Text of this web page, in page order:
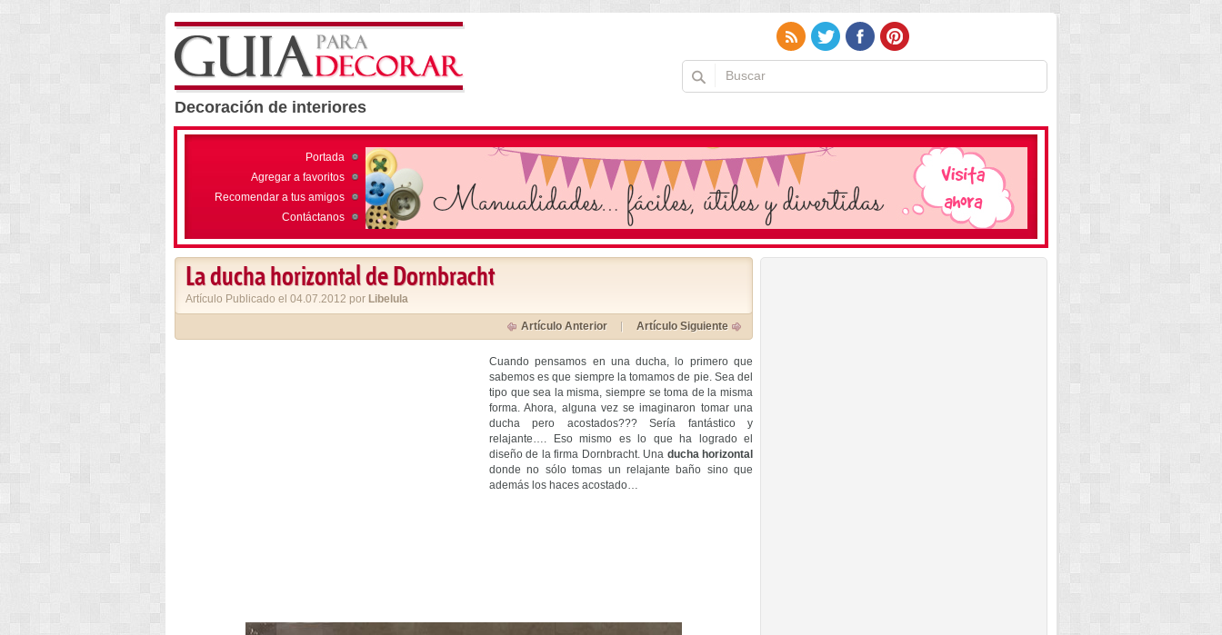
Decoración de interiores
Portada
Agregar a favoritos
Recomendar a tus amigos
Contáctanos
La ducha horizontal de Dornbracht
Artículo Publicado el 04.07.2012 por Libelula
Artículo Anterior Artículo Siguiente
Cuando pensamos en una ducha, lo primero que
sabemos es que siempre la tomamos de pie. Sea del
tipo que sea la misma, siempre se toma de la misma
forma. Ahora, alguna vez se imaginaron tomar una
ducha pero acostados??? Sería fantástico y
relajante…. Eso mismo es lo que ha logrado el
diseño de la firma Dornbracht. Una ducha horizontal
donde no sólo tomas un relajante baño sino que
además los haces acostado…